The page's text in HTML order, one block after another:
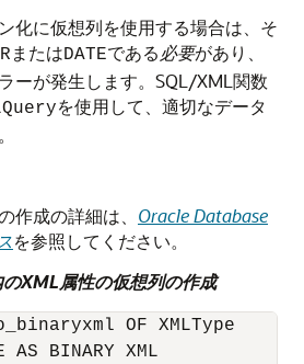
化に仮想列を使用する場合は、そ
またはDATEである必要があり、
ーが発生します。SQL/XML関数
を使用して、適切なデータ
作成の詳細は、 Oracle Database
を参照してください。
XML属性の仮想列の作成
OF XMLType
AS BINARY XML